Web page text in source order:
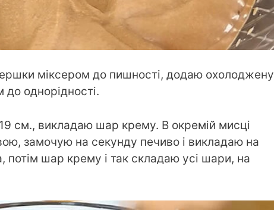
міксером до пишності, додаю охолоджену
однорідності.
см., викладаю шар крему. В окремій мисці
замочую на секунду печиво і викладаю на
шар крему і так складаю усі шари, на